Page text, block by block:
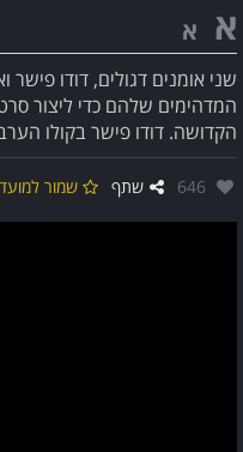
א א
שני אומנים דגולים, דודו פישר
המדהימים שלהם כדי ליצור
הקדושה. דודו פישר בקולו
אהבו:
646 שתף שמור